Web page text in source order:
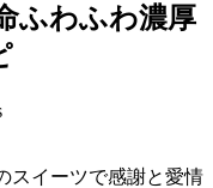
ふわふわ濃厚
スイーツで感謝と愛情